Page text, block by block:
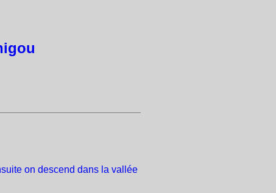
on descend dans la vallée